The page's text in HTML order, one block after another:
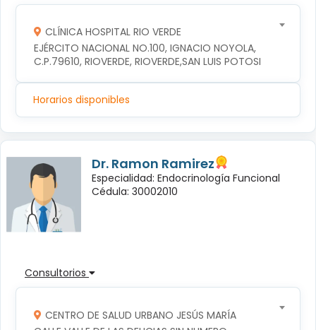
CLÍNICA HOSPITAL RIO VERDE
EJÉRCITO NACIONAL NO.100, IGNACIO NOYOLA,
C.P.79610, RIOVERDE, RIOVERDE,SAN LUIS POTOSI
Horarios disponibles
Dr. Ramon Ramirez
Especialidad: Endocrinología Funcional
Cédula: 30002010
Consultorios
CENTRO DE SALUD URBANO JESÚS MARÍA